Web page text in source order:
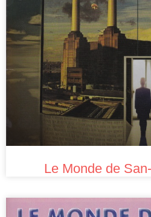
Le Monde de